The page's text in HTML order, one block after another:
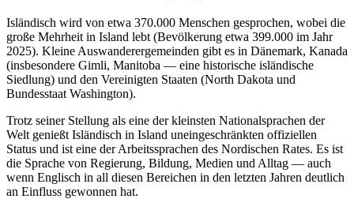
Isländisch wird von etwa 370.000 Menschen gesprochen, wobei die
große Mehrheit in Island lebt (Bevölkerung etwa 399.000 im Jahr
2025). Kleine Auswanderergemeinden gibt es in Dänemark, Kanada
(insbesondere Gimli, Manitoba — eine historische isländische
Siedlung) und den Vereinigten Staaten (North Dakota und
Bundesstaat Washington).
Trotz seiner Stellung als eine der kleinsten Nationalsprachen der
Welt genießt Isländisch in Island uneingeschränkten offiziellen
Status und ist eine der Arbeitssprachen des Nordischen Rates. Es ist
die Sprache von Regierung, Bildung, Medien und Alltag — auch
wenn Englisch in all diesen Bereichen in den letzten Jahren deutlich
an Einfluss gewonnen hat.